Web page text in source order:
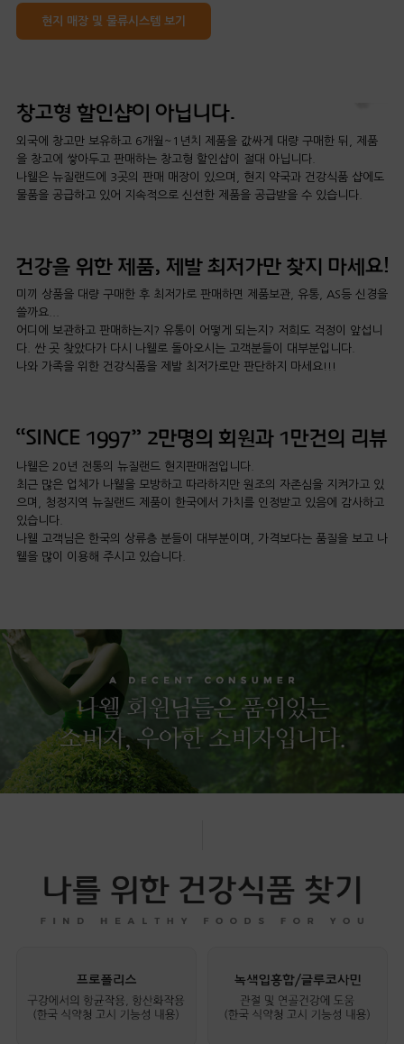
현지 매장 및 물류시스템 보기
외국에 창고만 보유하고 6개월~1년치 제품을 값싸게 대량 구매한 뒤, 제품
을 창고에 쌓아두고 판매하는 창고형 할인샵이 절대 아닙니다.
나웰은 뉴질랜드에 3곳의 판매 매장이 있으며, 현지 약국과 건강식품 샵에도
물품을 공급하고 있어 지속적으로 신선한 제품을 공급받을 수 있습니다.
미끼 상품을 대량 구매한 후 최저가로 판매하면 제품보관, 유통, AS등 신경을
쓸까요...
어디에 보관하고 판매하는지? 유통이 어떻게 되는지? 저희도 걱정이 앞섭니
다. 싼 곳 찾았다가 다시 나웰로 돌아오시는 고객분들이 대부분입니다.
나와 가족을 위한 건강식품을 제발 최저가로만 판단하지 마세요!!!
나웰은 20년 전통의 뉴질랜드 현지판매점입니다.
최근 많은 업체가 나웰을 모방하고 따라하지만 원조의 자존심을 지켜가고 있
으며, 청정지역 뉴질랜드 제품이 한국에서 가치를 인정받고 있음에 감사하고
있습니다.
나웰 고객님은 한국의 상류층 분들이 대부분이며, 가격보다는 품질을 보고 나
웰을 많이 이용해 주시고 있습니다.